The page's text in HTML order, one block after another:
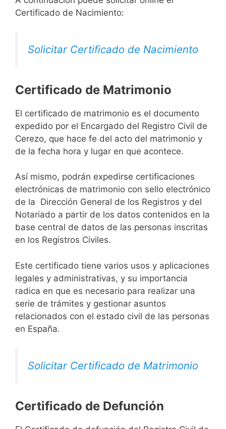
Certificado de Nacimiento:
Solicitar Certificado de Nacimiento
Certificado de Matrimonio
El certificado de matrimonio es el documento
expedido por el Encargado del Registro Civil de
Cerezo, que hace fe del acto del matrimonio y
de la fecha hora y lugar en que acontece.
Así mismo, podrán expedirse certificaciones
electrónicas de matrimonio con sello electrónico
de la Dirección General de los Registros y del
Notariado a partir de los datos contenidos en la
base central de datos de las personas inscritas
en los Registros Civiles.
Este certificado tiene varios usos y aplicaciones
legales y administrativas, y su importancia
radica en que es necesario para realizar una
serie de trámites y gestionar asuntos
relacionados con el estado civil de las personas
en España.
Solicitar Certificado de Matrimonio
Certificado de Defunción